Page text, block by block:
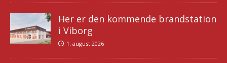
Her er den kommende brandstation
i Viborg
1. august 2026